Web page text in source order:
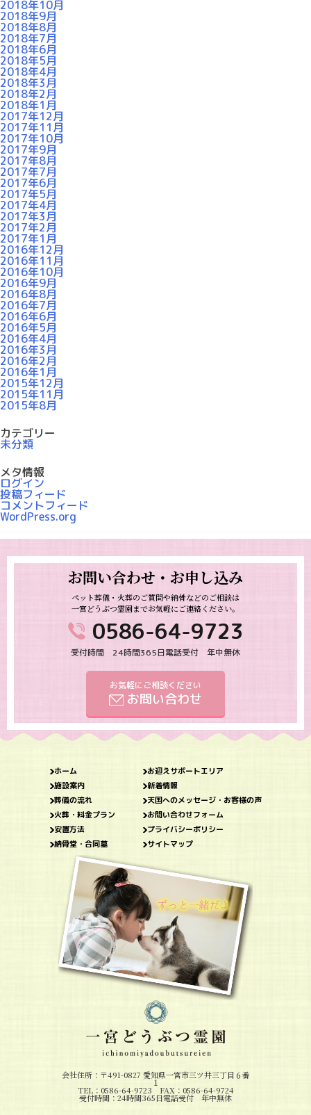
2018年10月
2018年9月
2018年8月
2018年7月
2018年6月
2018年5月
2018年4月
2018年3月
2018年2月
2018年1月
2017年12月
2017年11月
2017年10月
2017年9月
2017年8月
2017年7月
2017年6月
2017年5月
2017年4月
2017年3月
2017年2月
2017年1月
2016年12月
2016年11月
2016年10月
2016年9月
2016年8月
2016年7月
2016年6月
2016年5月
2016年4月
2016年3月
2016年2月
2016年1月
2015年12月
2015年11月
2015年8月
カテゴリー
未分類
メタ情報
ログイン
投稿フィード
コメントフィード
WordPress.org
お問い合わせ・お申し込み
ペット葬儀・火葬のご質問や納骨などのご相談は
一宮どうぶつ霊園までお気軽にご連絡ください。
0586-64-9723
受付時間 24時間365日電話受付 年中無休
お気軽にご相談ください
お問い合わせ
会社住所：〒491-0827 愛知県一宮市三ツ井三丁目６番
１
TEL：0586-64-9723 FAX：0586-64-9724
受付時間：24時間365日電話受付 年中無休
ホーム
施設案内
葬儀の流れ
火葬・料金プラン
安置方法
納骨堂・合同墓
お迎えサポートエリア
新着情報
天国へのメッセージ・お客様の声
お問い合わせフォーム
プライバシーポリシー
サイトマップ